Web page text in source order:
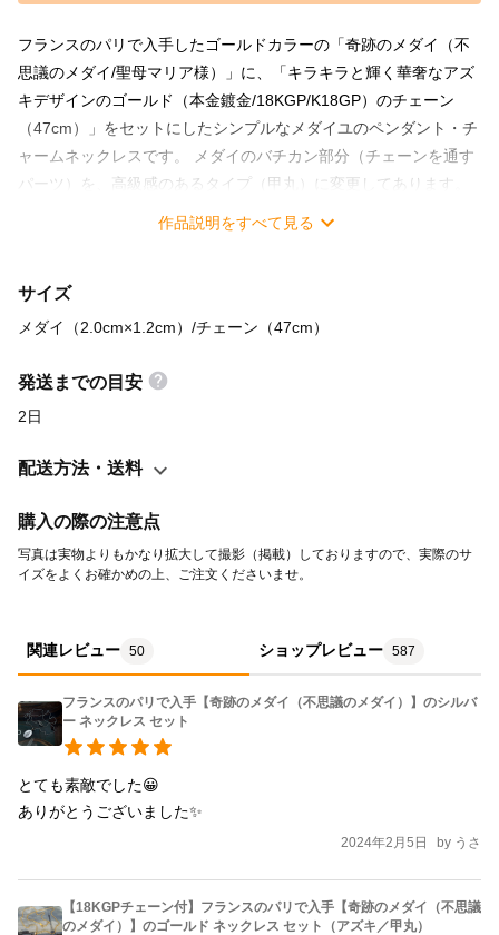
フランスのパリで入手したゴールドカラーの「奇跡のメダイ（不
思議のメダイ/聖母マリア様）」に、「キラキラと輝く華奢なアズ
キデザインのゴールド（本金鍍金/18KGP/K18GP）のチェーン
（47cm）」をセットにしたシンプルなメダイユのペンダント・チ
ャームネックレスです。 メダイのバチカン部分（チェーンを通す
パーツ）を、高級感のあるタイプ（甲丸）に変更してあります。
【不思議のメダイ】とは、身に着けるだけで幸せになれると言わ
るようになったそうです。 このメダイ発祥の地とされるパリの奇
跡のメダイ教会【CHAPELLE NOTRE DAME DE LA MEDAILLE
ます。 ※ゴールドメダイのデザインが「パリの奇跡のメダイ教
会」にて新デザインへと変更されました。在庫が無くなり次第、
よりもかなり拡大して撮影（掲載）しておりますので、実際のサ
・メダイ部分 / ゴールドカラー（合金製） 縦 2.0cm（突起部含
む）× 横 1.2cm ・チェーン部分 / 約47cm（【16KGPより上質
な18KGP/K18GP】の本金を使用した鍍金製）
作品説明をすべて見る
サイズ
メダイ（2.0cm×1.2cm）/チェーン（47cm）
発送までの目安
2日
配送方法・送料
購入の際の注意点
写真は実物よりもかなり拡大して撮影（掲載）しておりますので、実際のサ
イズをよくお確かめの上、ご注文くださいませ。
関連レビュー 50 ショップレビュー 587
フランスのパリで入手【奇跡のメダイ（不思議のメダイ）】のシルバ
ー ネックレス セット
とても素敵でした😀
ありがとうございました✨
2024年2月5日 by うさ
【18KGPチェーン付】フランスのパリで入手【奇跡のメダイ（不思議
のメダイ）】のゴールド ネックレス セット（アズキ／甲丸）